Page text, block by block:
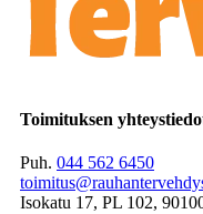
Toimituksen
Puh. 044 562 6450
Isokatu 17, PL 102,